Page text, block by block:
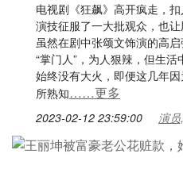
电视剧《狂飙》高开疯走，
演技征服了一大批观众，也
虽然在剧中张颂文饰演的高
“掌门人”，为人狠辣，但生
始终没有大火，即便这几年
所熟知……更多
2023-02-12 23:59:00 演